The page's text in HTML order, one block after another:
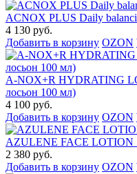
ACNOX PLUS Daily
4 130 руб.
Добавить в корзину OZON
A-NOX+R HYDRATING
лосьон 100 мл)
4 100 руб.
Добавить в корзину OZON
AZULENE FACE LOTION
2 380 руб.
Добавить в корзину OZON